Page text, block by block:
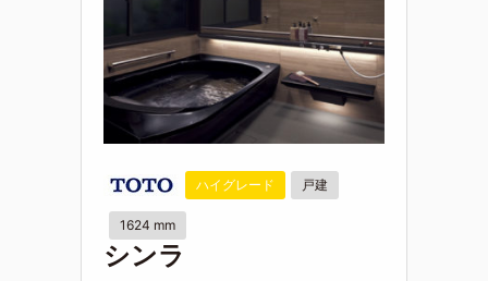
ハイグレード 戸建
1624 mm
シンラ